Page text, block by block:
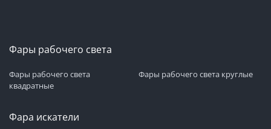
Фары рабочего света
Фары рабочего света
квадратные
Фары рабочего света круглые
Фара искатели